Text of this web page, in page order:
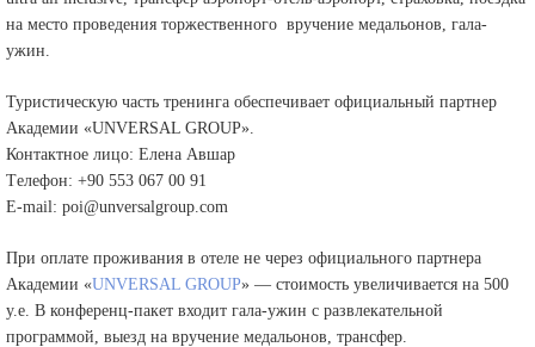
на место проведения торжественного вручение медальонов, гала-
ужин.
Туристическую часть тренинга обеспечивает официальный партнер
Академии «UNVERSAL GROUP».
Контактное лицо: Елена Авшар
Tелефон: +90 553 067 00 91
E-mail: poi@unversalgroup.com
При оплате проживания в отеле не через официального партнера
Академии «UNVERSAL GROUP» — стоимость увеличивается на 500
у.е. В конференц-пакет входит гала-ужин с развлекательной
программой, выезд на вручение медальонов, трансфер.